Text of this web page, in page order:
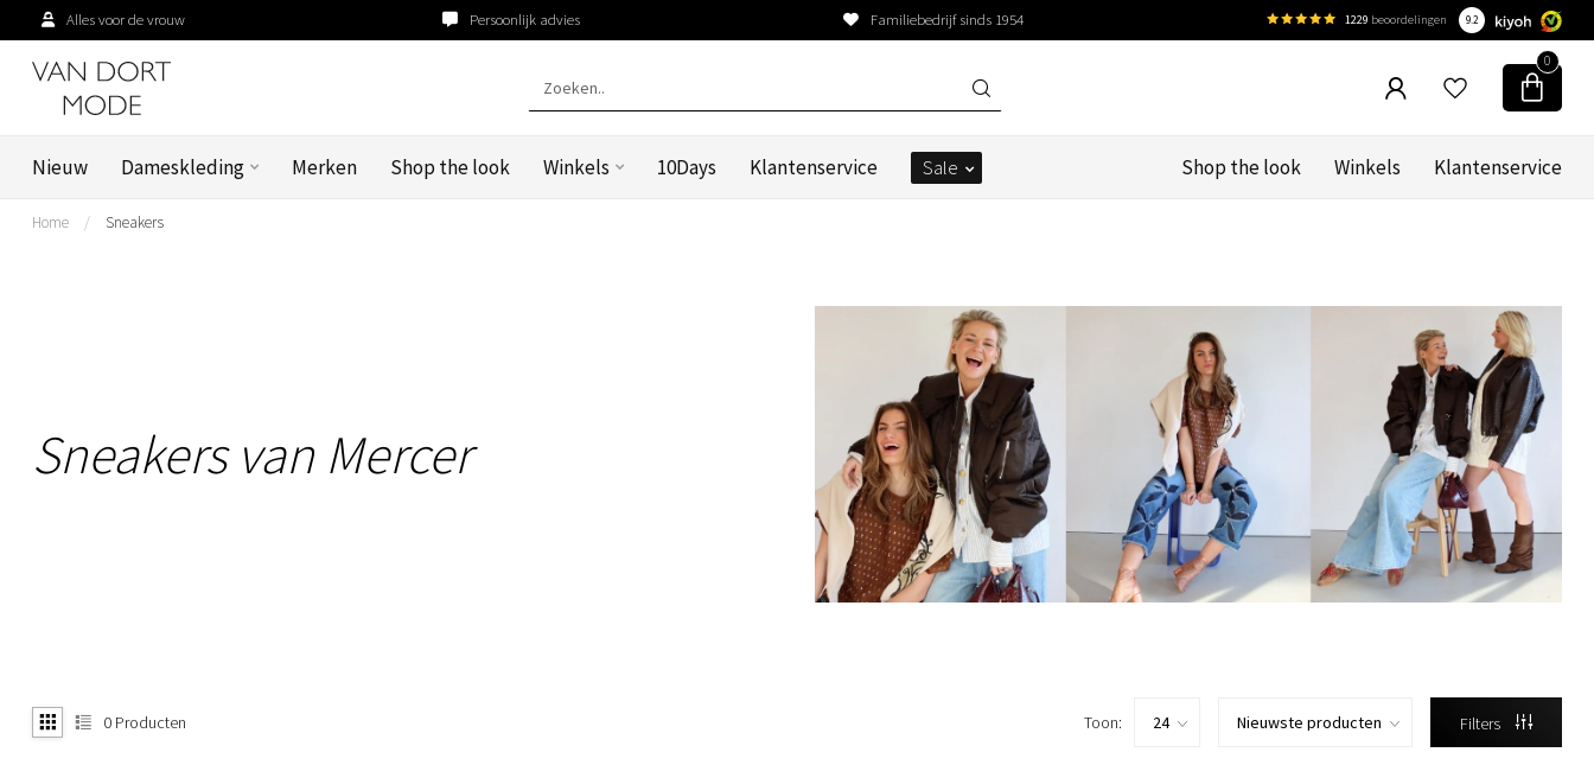
Alles voor de vrouw Persoonlijk advies Familiebedrijf sinds 1954 1229 beoordelingen 9.2
0
Nieuw Dameskleding Merken Shop the look Winkels 10Days Klantenservice Sale Shop the look Winkels Klantenservice
Home / Sneakers
Sneakers van Mercer
0 Producten Toon: Filters